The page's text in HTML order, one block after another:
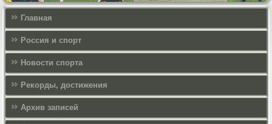
Главная
Россия и спорт
Новости спорта
Рекорды, достижения
Архив записей